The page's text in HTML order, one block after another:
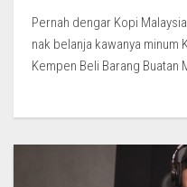
Pernah dengar Kopi
nak belanja kawanya minum
Kempen Beli Barang Buatan